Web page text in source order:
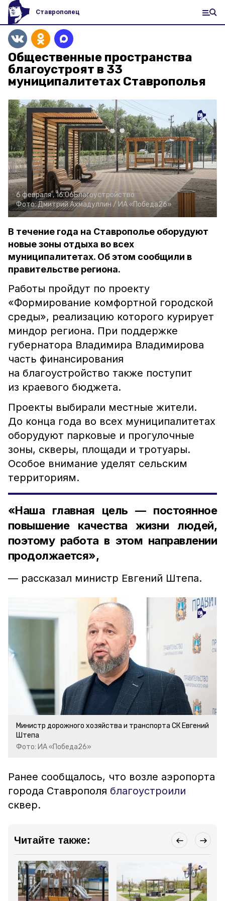
Ставрополец
Общественные пространства
благоустроят в 33
муниципалитетах Ставрополья
6 февраля , 16:06Благоустройство
Фото:Дмитрий Ахмадуллин / ИА «Победа26»
В течение года на Ставрополье оборудуют
новые зоны отдыха во всех
муниципалитетах. Об этом сообщили в
правительстве региона.
Работы пройдут по проекту
«Формирование комфортной городской
среды», реализацию которого курирует
миндор региона. При поддержке
губернатора Владимира Владимирова
часть финансирования
на благоустройство также поступит
из краевого бюджета.
Проекты выбирали местные жители.
До конца года во всех муниципалитетах
оборудуют парковые и прогулочные
зоны, скверы, площади и тротуары.
Особое внимание уделят сельским
территориям.
«Наша главная цель — постоянное
повышение качества жизни людей,
поэтому работа в этом направлении
продолжается»,
— рассказал министр Евгений Штепа.
Министр дорожного хозяйства и транспорта СК Евгений
Штепа
Фото: ИА «Победа26»
Ранее сообщалось, что возле аэропорта
города Ставрополя благоустроили
сквер.
Читайте также: